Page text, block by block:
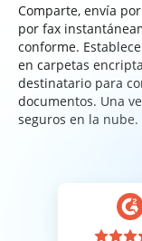
Comparte, envía
por fax
conforme.
en carpetas
destinatario para
documentos. Una
seguros en la nube.